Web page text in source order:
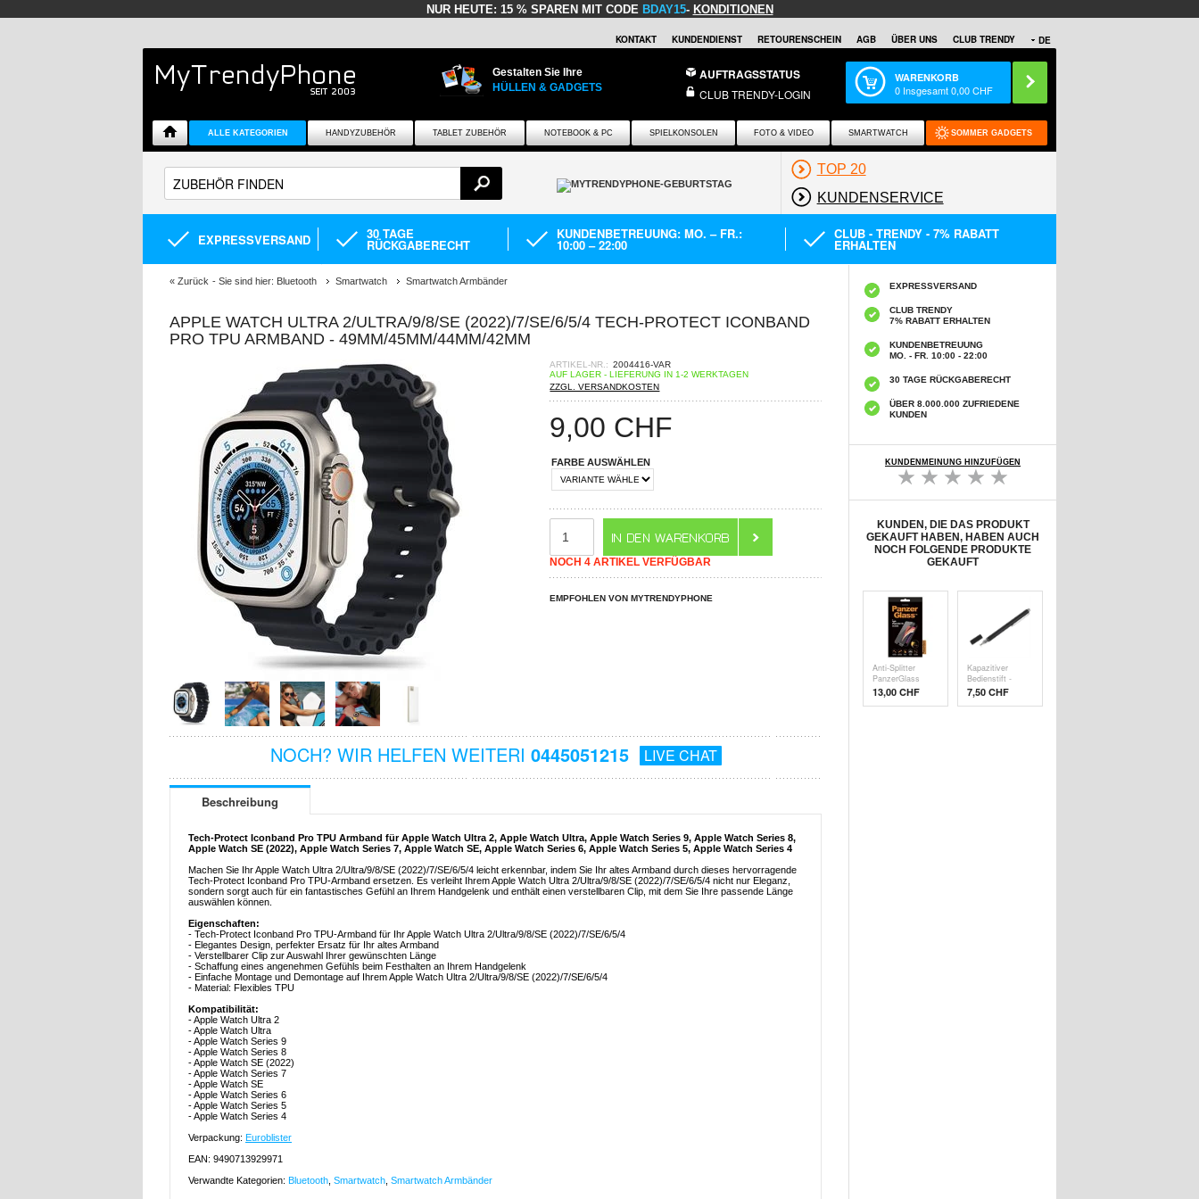
NUR HEUTE: 15 % SPAREN MIT CODE BDAY15- KONDITIONEN
DE
KONTAKT KUNDENDIENST RETOURENSCHEIN AGB ÜBER UNS CLUB TRENDY
Gestalten Sie Ihre
HÜLLEN & GADGETS
AUFTRAGSSTATUS
CLUB TRENDY-LOGIN
WARENKORB
0 Insgesamt0,00CHF
ALLE KATEGORIEN HANDYZUBEHÖR TABLET ZUBEHÖR NOTEBOOK & PC SPIELKONSOLEN FOTO & VIDEO SMARTWATCH SOMMER GADGETS
TOP 20
KUNDENSERVICE
EXPRESSVERSAND 30 TAGE
RÜCKGABERECHT
KUNDENBETREUUNG: MO. – FR.:
10:00 – 22:00
CLUB - TRENDY - 7% RABATT
ERHALTEN
« Zurück - Sie sind hier: Bluetooth Smartwatch Smartwatch Armbänder
APPLE WATCH ULTRA 2/ULTRA/9/8/SE (2022)/7/SE/6/5/4 TECH-PROTECT ICONBAND
PRO TPU ARMBAND - 49MM/45MM/44MM/42MM
ARTIKEL-NR.: 2004416-VAR
AUF LAGER - LIEFERUNG IN 1-2 WERKTAGEN
ZZGL. VERSANDKOSTEN
9,00 CHF
FARBE AUSWÄHLEN
NOCH 4 ARTIKEL VERFÜGBAR
EMPFOHLEN VON MYTRENDYPHONE
NOCH? WIR HELFEN WEITERI 0445051215 LIVE CHAT
Beschreibung
Tech-Protect Iconband Pro TPU Armband für Apple Watch Ultra 2, Apple Watch Ultra, Apple Watch Series 9, Apple Watch Series 8,
Apple Watch SE (2022), Apple Watch Series 7, Apple Watch SE, Apple Watch Series 6, Apple Watch Series 5, Apple Watch Series 4
Machen Sie Ihr Apple Watch Ultra 2/Ultra/9/8/SE (2022)/7/SE/6/5/4 leicht erkennbar, indem Sie Ihr altes Armband durch dieses hervorragende
Tech-Protect Iconband Pro TPU-Armband ersetzen. Es verleiht Ihrem Apple Watch Ultra 2/Ultra/9/8/SE (2022)/7/SE/6/5/4 nicht nur Eleganz,
sondern sorgt auch für ein fantastisches Gefühl an Ihrem Handgelenk und enthält einen verstellbaren Clip, mit dem Sie Ihre passende Länge
auswählen können.
Eigenschaften:
- Tech-Protect Iconband Pro TPU-Armband für Ihr Apple Watch Ultra 2/Ultra/9/8/SE (2022)/7/SE/6/5/4
- Elegantes Design, perfekter Ersatz für Ihr altes Armband
- Verstellbarer Clip zur Auswahl Ihrer gewünschten Länge
- Schaffung eines angenehmen Gefühls beim Festhalten an Ihrem Handgelenk
- Einfache Montage und Demontage auf Ihrem Apple Watch Ultra 2/Ultra/9/8/SE (2022)/7/SE/6/5/4
- Material: Flexibles TPU
Kompatibilität:
- Apple Watch Ultra 2
- Apple Watch Ultra
- Apple Watch Series 9
- Apple Watch Series 8
- Apple Watch SE (2022)
- Apple Watch Series 7
- Apple Watch SE
- Apple Watch Series 6
- Apple Watch Series 5
- Apple Watch Series 4
Verpackung: Euroblister
EAN: 9490713929971
Verwandte Kategorien: Bluetooth Smartwatch Smartwatch Armbänder
EXPRESSVERSAND
CLUB TRENDY
7% RABATT ERHALTEN
KUNDENBETREUUNG
MO. - FR. 10:00 - 22:00
30 TAGE RÜCKGABERECHT
ÜBER 8.000.000 ZUFRIEDENE
KUNDEN
KUNDENMEINUNG HINZUFÜGEN
KUNDEN, DIE DAS PRODUKT
GEKAUFT HABEN, HABEN AUCH
NOCH FOLGENDE PRODUKTE
GEKAUFT
Anti-Splitter
PanzerGlass
Disp
13,00 CHF
Kapazitiver
Bedienstift -
Schw
7,50 CHF